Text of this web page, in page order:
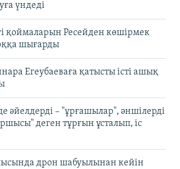
үндеді
қоймаларын Ресейден көшірмек
шығарды
Егеубаеваға қатысты істі ашық
әйелдерді – "ұрғашылар", әншілерді
деген тұрғын ұсталып, іс
дрон шабуылынан кейін